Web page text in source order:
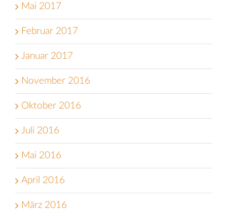
Mai 2017
Februar 2017
Januar 2017
November 2016
Oktober 2016
Juli 2016
Mai 2016
April 2016
März 2016